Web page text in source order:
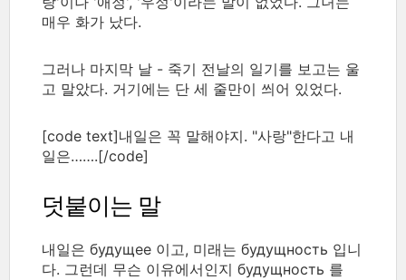
매우 화가 났다.
그러나 마지막 날 - 죽기 전날의 일기를 보고는 울
고 말았다. 거기에는 단 세 줄만이 씌어 있었다.
[code text]내일은 꼭 말해야지. "사랑"한다고 내
일은…….[/code]
덧붙이는 말
내일은 будущее 이고, 미래는 будущность 입니
다. 그런데 무슨 이유에서인지 будущность 를